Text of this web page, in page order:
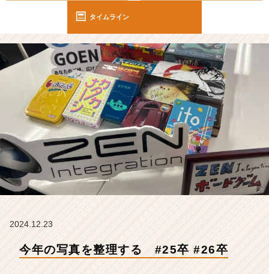
卒
【株
式
会
社
Z
E
N
I
n
t
e
g
r
a
n
の
タイムライン
2024.12.23
今年の写真を整理する #25卒 #26卒